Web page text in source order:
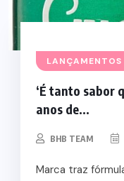
‘É tanto sabor
anos de...
BHB TEAM
Marca traz